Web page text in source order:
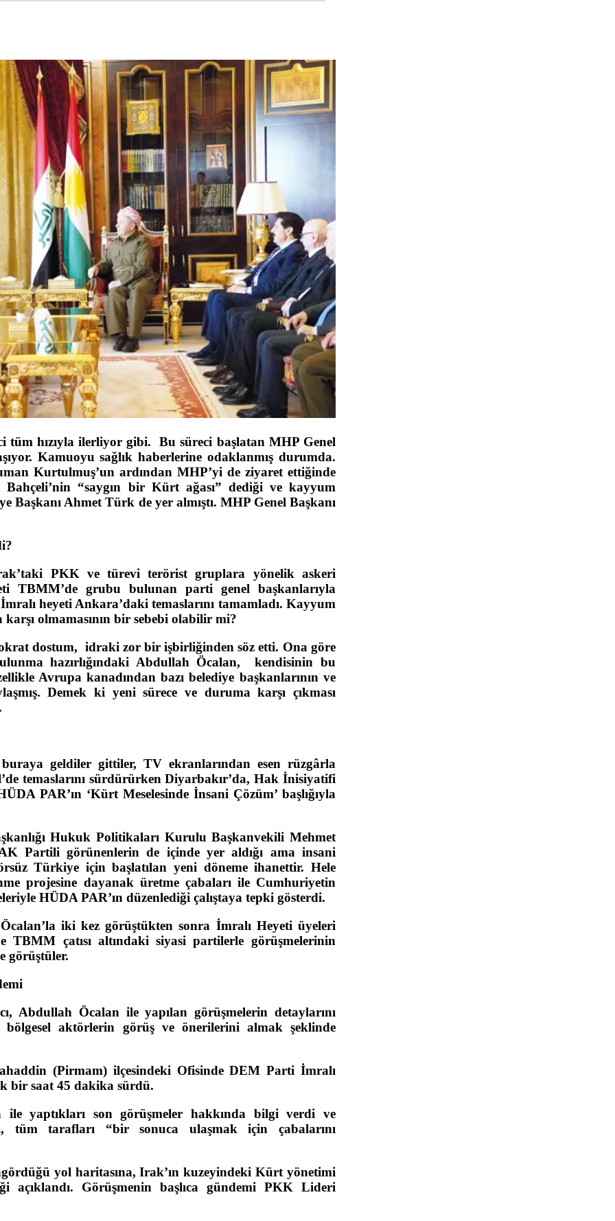
tüm hızıyla ilerliyor gibi. Bu süreci başlatan MHP Genel
Kamuoyu sağlık haberlerine odaklanmış durumda.
Kurtulmuş’un ardından MHP’yi de ziyaret ettiğinde
“saygın bir Kürt ağası” dediği ve kayyum
Ahmet Türk de yer almıştı. MHP Genel Başkanı
PKK ve türevi terörist gruplara yönelik askeri
TBMM’de grubu bulunan parti genel başkanlarıyla
heyeti Ankara’daki temaslarını tamamladı. Kayyum
olmamasının bir sebebi olabilir mi?
dostum, idraki zor bir işbirliğinden söz etti. Ona göre
hazırlığındaki Abdullah Öcalan, kendisinin bu
Avrupa kanadından bazı belediye başkanlarının ve
Demek ki yeni sürece ve duruma karşı çıkması
geldiler gittiler, TV ekranlarından esen rüzgârla
temaslarını sürdürürken Diyarbakır’da, Hak İnisiyatifi
PAR’ın ‘Kürt Meselesinde İnsani Çözüm’ başlığıyla
Hukuk Politikaları Kurulu Başkanvekili Mehmet
Partili görünenlerin de içinde yer aldığı ama insani
Türkiye için başlatılan yeni döneme ihanettir. Hele
projesine dayanak üretme çabaları ile Cumhuriyetin
HÜDA PAR’ın düzenlediği çalıştaya tepki gösterdi.
iki kez görüştükten sonra İmralı Heyeti üyeleri
çatısı altındaki siyasi partilerle görüşmelerinin
görüştüler.
Abdullah Öcalan ile yapılan görüşmelerin detaylarını
aktörlerin görüş ve önerilerini almak şeklinde
(Pirmam) ilçesindeki Ofisinde DEM Parti İmralı
bir saat 45 dakika sürdü.
ile yaptıkları son görüşmeler hakkında bilgi verdi ve
tüm tarafları “bir sonuca ulaşmak için çabalarını
yol haritasına, Irak’ın kuzeyindeki Kürt yönetimi
açıklandı. Görüşmenin başlıca gündemi PKK Lideri